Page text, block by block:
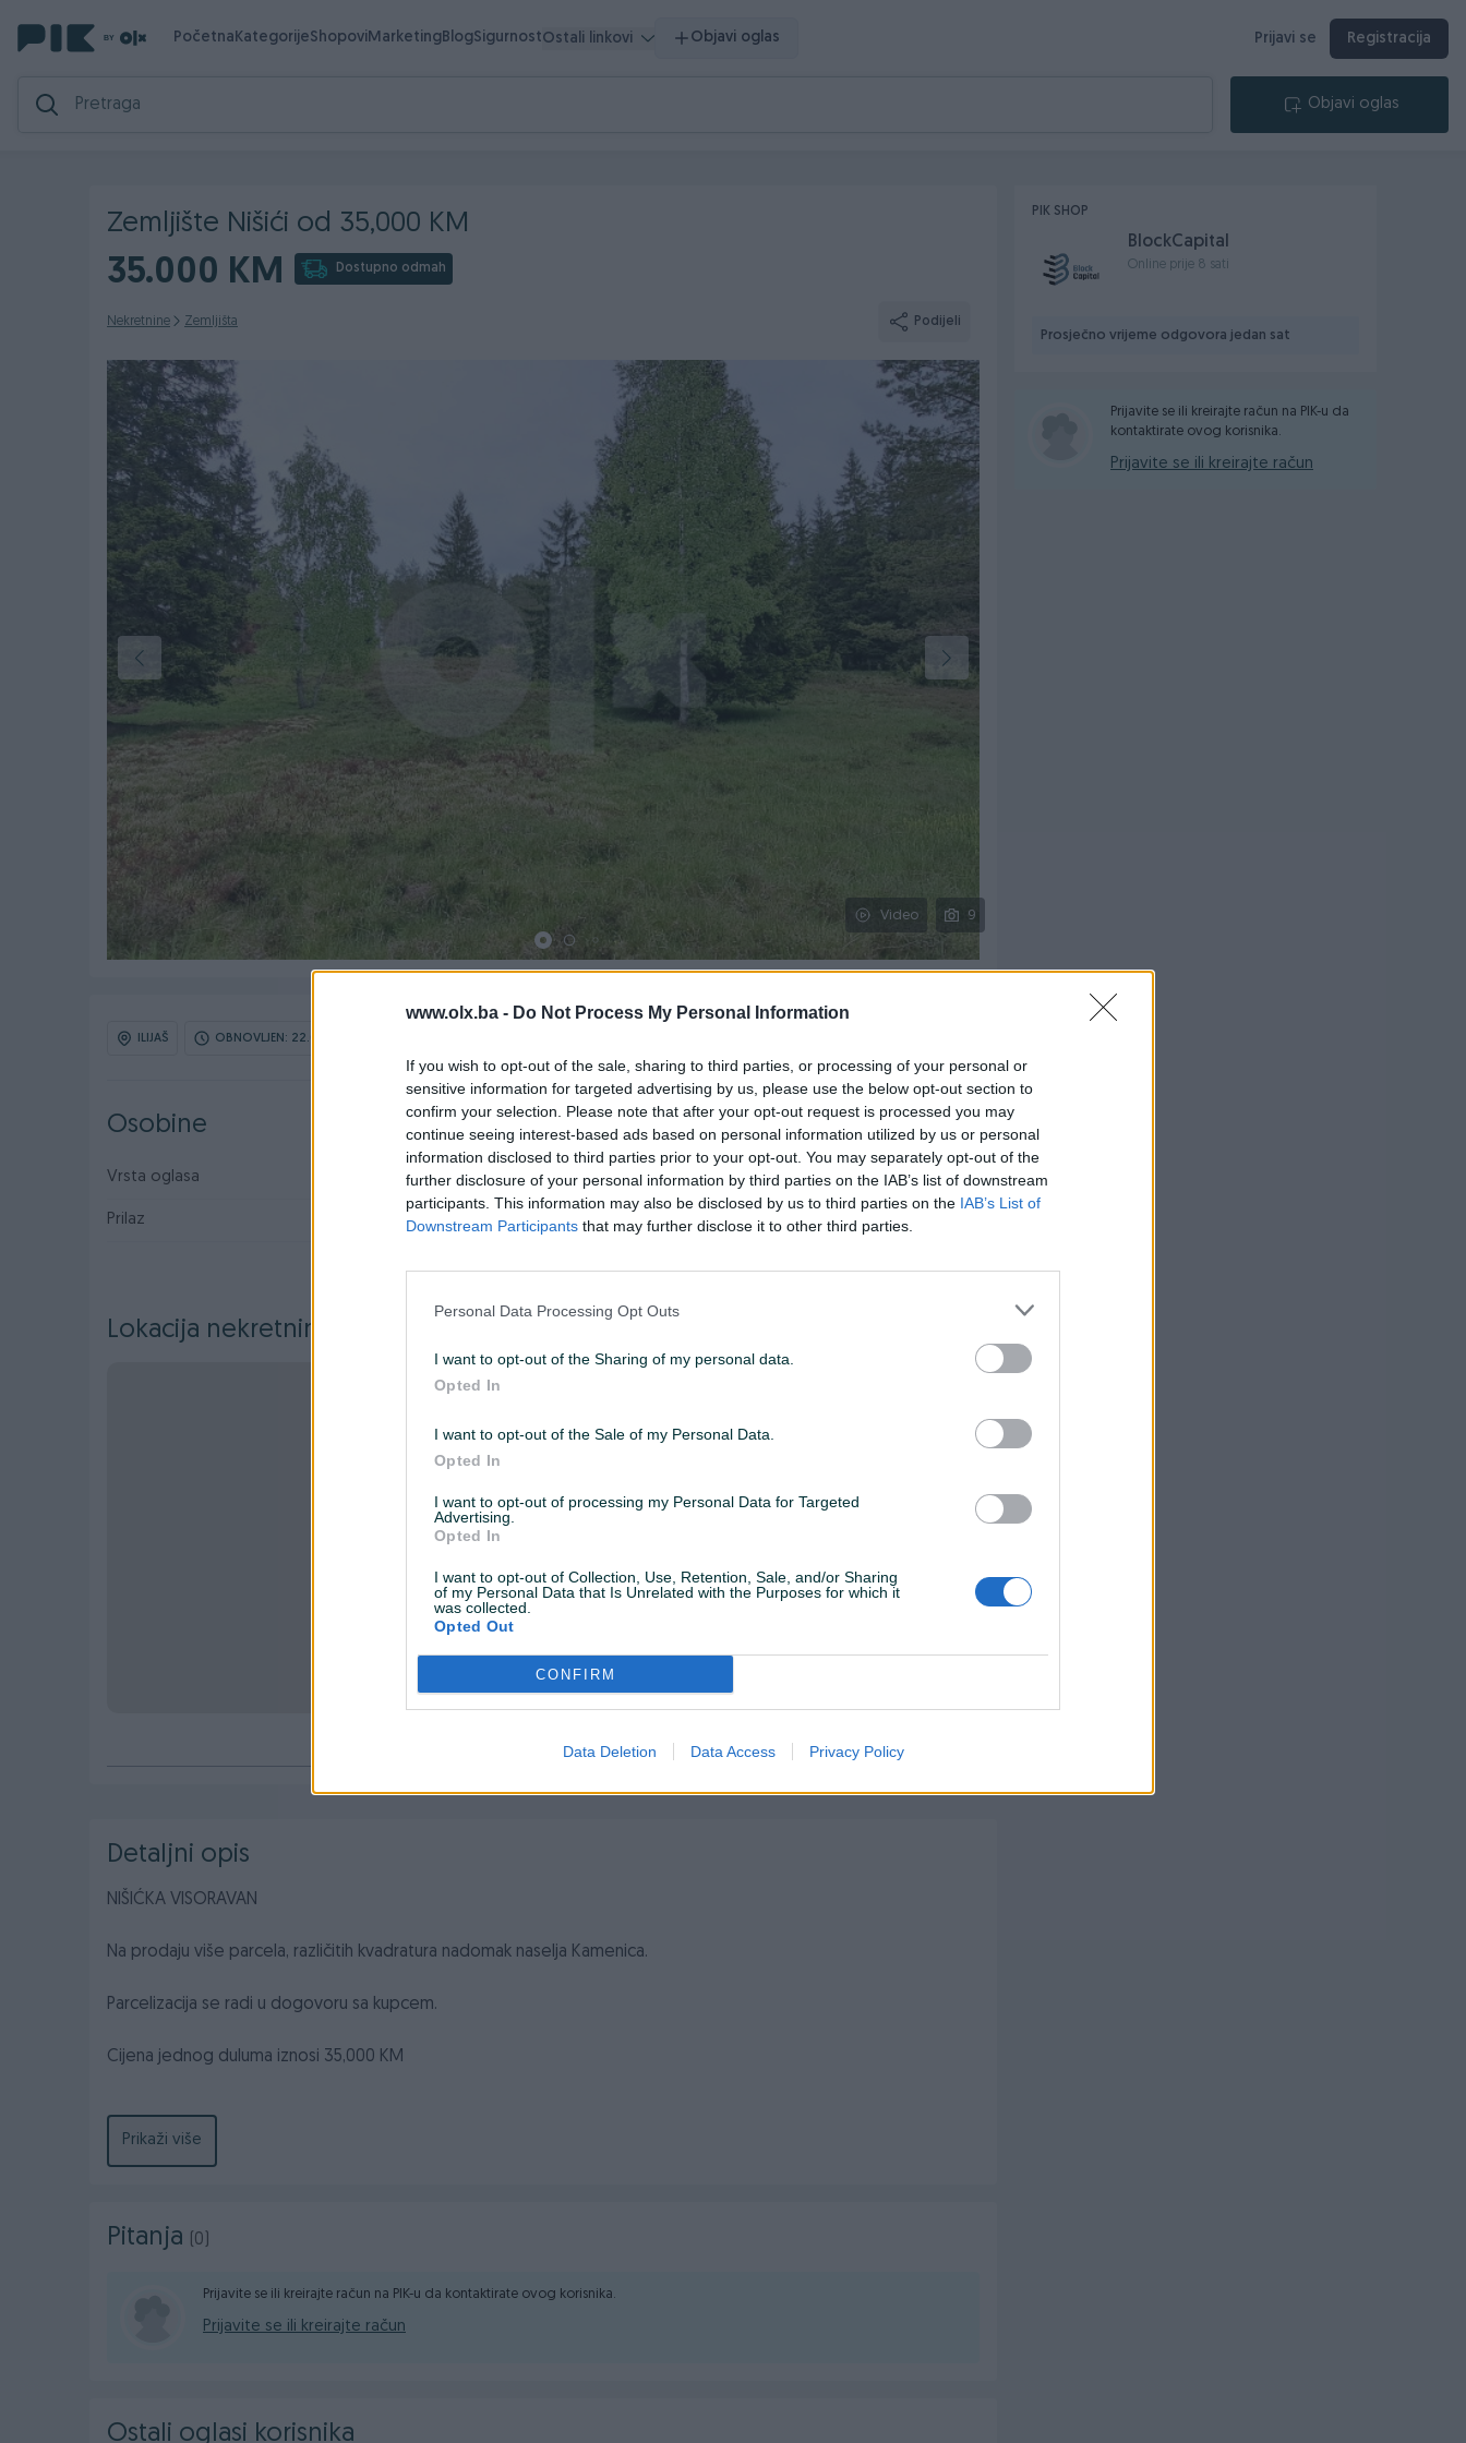
www.olx.ba - Do Not Process My Personal Information
If you wish to opt-out of the sale, sharing to third parties, or processing of your personal or
sensitive information for targeted advertising by us, please use the below opt-out section to
confirm your selection. Please note that after your opt-out request is processed you may
continue seeing interest-based ads based on personal information utilized by us or personal
information disclosed to third parties prior to your opt-out. You may separately opt-out of the
further disclosure of your personal information by third parties on the IAB’s list of downstream
participants. This information may also be disclosed by us to third parties on the IAB’s List of
Downstream Participants that may further disclose it to other third parties.
Personal Data Processing Opt Outs
I want to opt-out of the Sharing of my personal data.
Opted In
I want to opt-out of the Sale of my Personal Data.
Opted In
I want to opt-out of processing my Personal Data for Targeted
Advertising.
Opted In
I want to opt-out of Collection, Use, Retention, Sale, and/or Sharing
of my Personal Data that Is Unrelated with the Purposes for which it
was collected.
Opted Out
CONFIRM
Data Deletion Data Access Privacy Policy
PočetnaKategorijeShopoviMarketingBlogSigurnostOstali linkovi Objavi oglas Prijavi se Registracija
Objavi oglas
Zemljište Nišići od 35,000 KM
35.000 KM Dostupno odmah
Nekretnine Zemljišta Podijeli
Video 9
ILIJAŠ OBNOVLJEN: 22.07.2026 U 10:15
Osobine
Vrsta oglasa Kvadrata 1000
Prilaz Datum objave 03.06.2026
Lokacija nekretnine
Detaljni opis
NIŠIĆKA VISORAVAN
Na prodaju više parcela, različitih kvadratura nadomak naselja Kamenica.
Parcelizacija se radi u dogovoru sa kupcem.
Cijena jednog duluma iznosi 35,000 KM
- Asfaltni prilaz
Kontak telefon : +387 61 774 164
Kontakt telefon vlasnika: +387 61 905 905
Prikaži više
Pitanja (0)
Prijavite se ili kreirajte račun na PIK-u da kontaktirate ovog korisnika.
Prijavite se ili kreirajte račun
Ostali oglasi korisnika
PIK SHOP
BlockCapital
Online prije 8 sati
Prosječno vrijeme odgovora jedan sat
Prijavite se ili kreirajte račun na PIK-u da
kontaktirate ovog korisnika.
Prijavite se ili kreirajte račun